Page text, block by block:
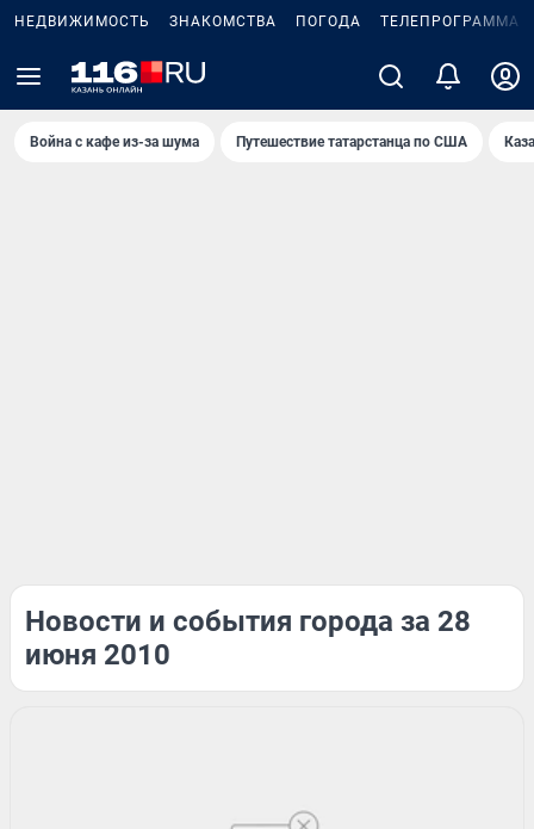
НЕДВИЖИМОСТЬ ЗНАКОМСТВА ПОГОДА ТЕЛЕПРОГРАММА
Война с кафе из-за шума Путешествие татарстанца по США
Новости и события города за 28
июня 2010